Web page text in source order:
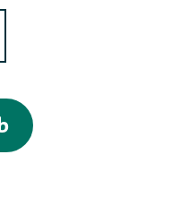
Zum